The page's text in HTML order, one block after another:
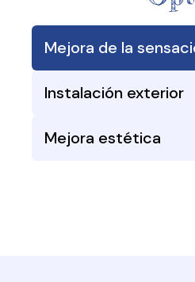
Mejora de la
Instalación exterior
Mejora estética